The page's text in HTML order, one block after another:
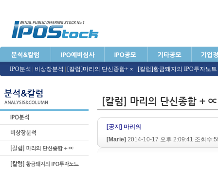
IPO분석 비상장분석 [칼럼]마리의 단신종합+∝ [칼럼]황금돼지의 IPO투자노트
[공지] 마리의
[Marie] 2014-10-17 오후 2:09:41 조회수